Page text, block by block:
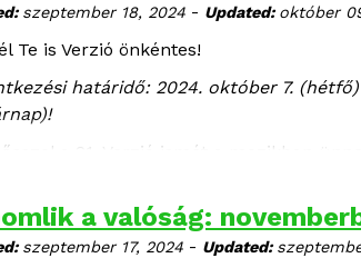
szeptember 18, 2024 - Updated:október
Te is Verzió önkéntes!
határidő: 2024. október 7.
ősszel a 21. Verzió ismét a mozikban
budapesti és vidéki helyszíneken
a valóság:
szeptember 17, 2024 - Updated: